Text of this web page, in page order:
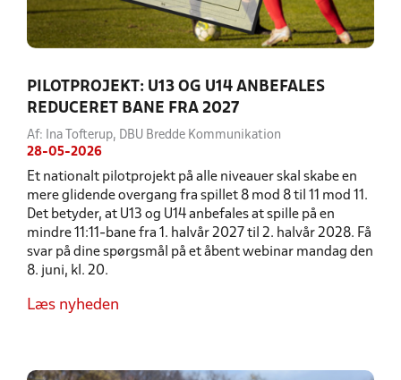
PILOTPROJEKT: U13 OG U14 ANBEFALES
REDUCERET BANE FRA 2027
Af: Ina Tofterup, DBU Bredde Kommunikation
28-05-2026
Et nationalt pilotprojekt på alle niveauer skal skabe en
mere glidende overgang fra spillet 8 mod 8 til 11 mod 11.
Det betyder, at U13 og U14 anbefales at spille på en
mindre 11:11-bane fra 1. halvår 2027 til 2. halvår 2028. Få
svar på dine spørgsmål på et åbent webinar mandag den
8. juni, kl. 20.
Læs nyheden